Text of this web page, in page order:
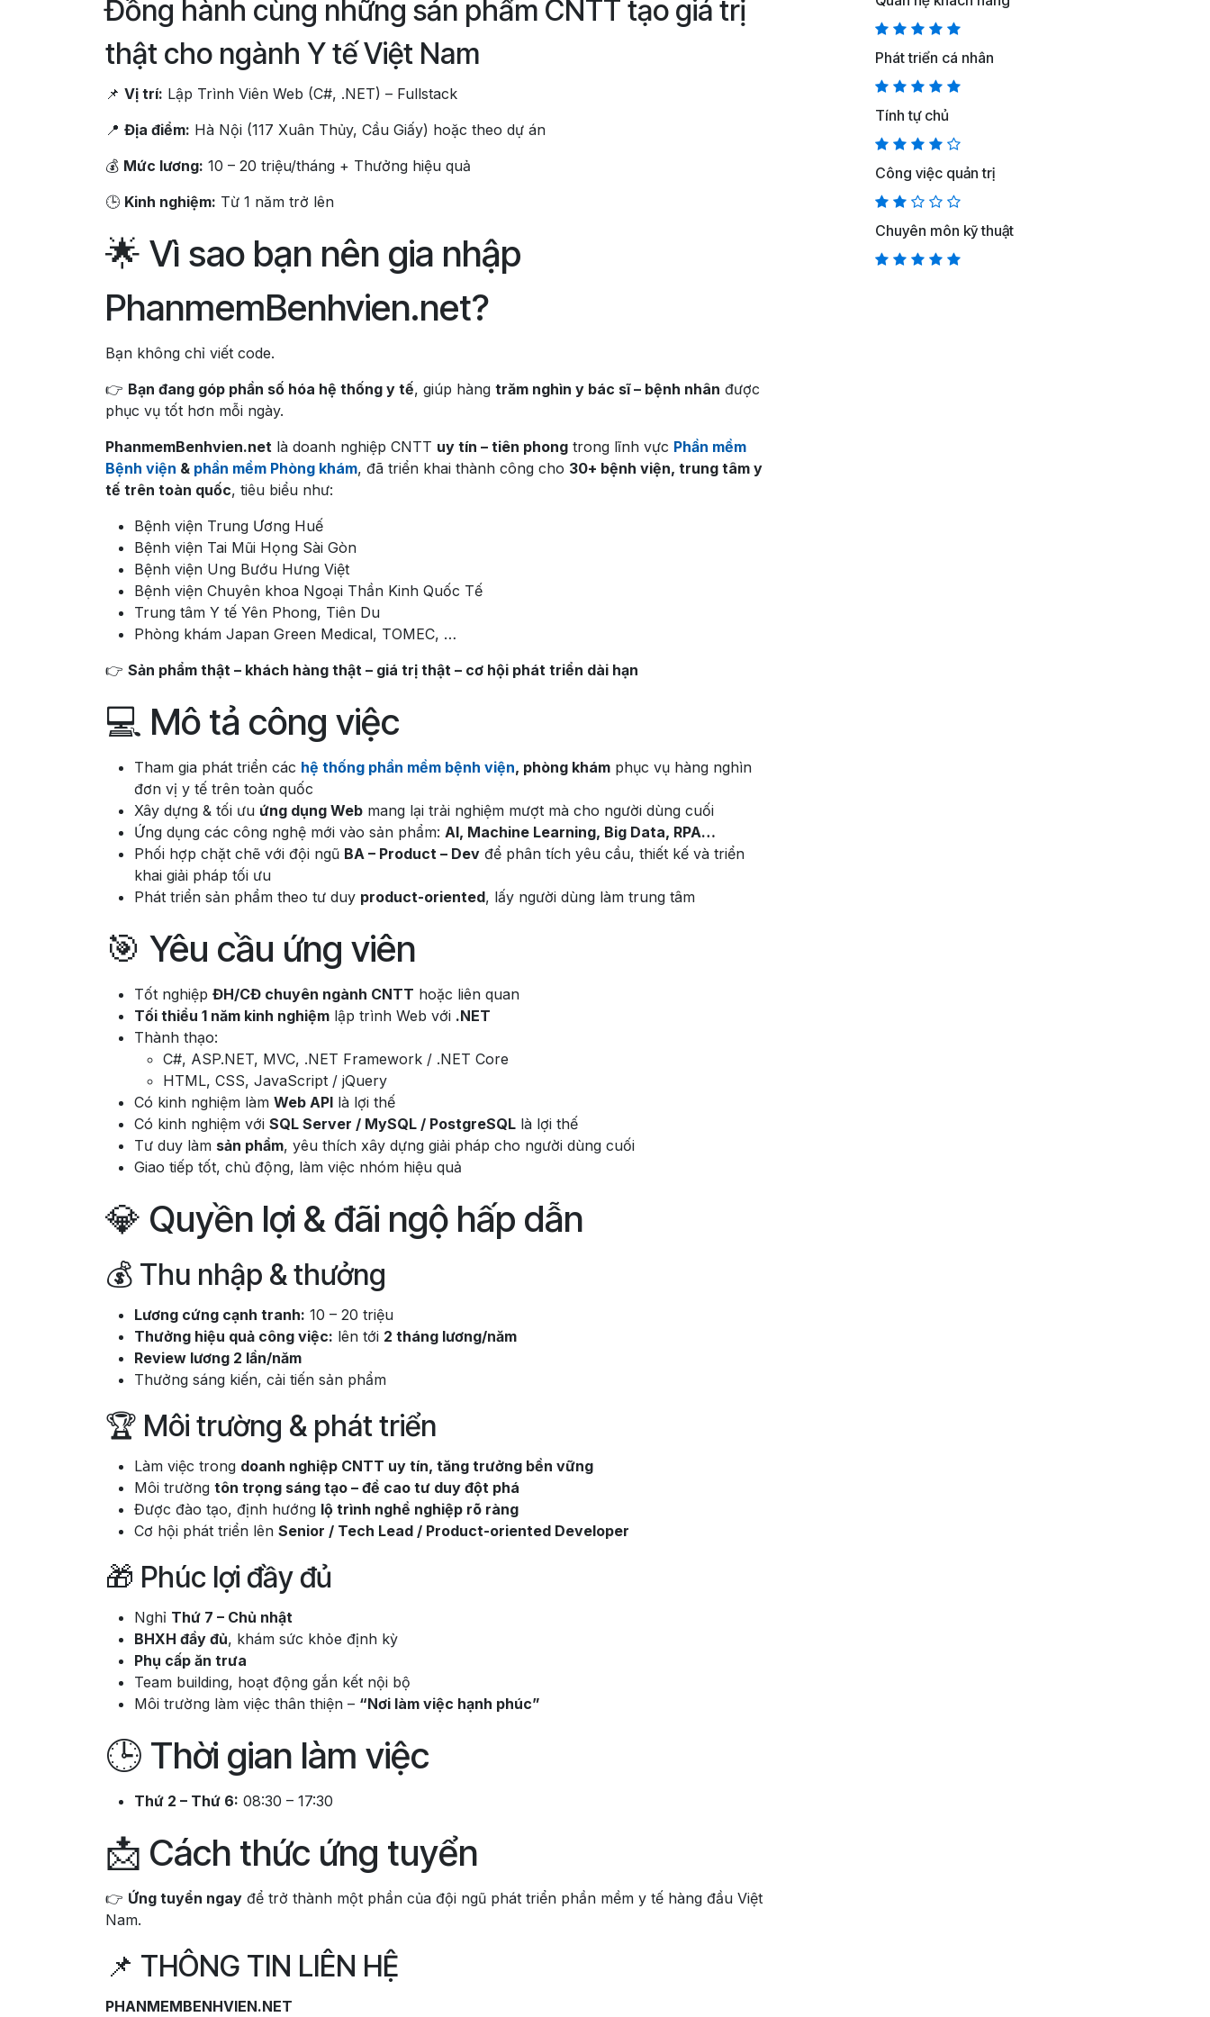
Đồng hành cùng những sản phẩm CNTT tạo giá trị
thật cho ngành Y tế Việt Nam
📌 Vị trí: Lập Trình Viên Web (C#, .NET) – Fullstack
📍 Địa điểm: Hà Nội (117 Xuân Thủy, Cầu Giấy) hoặc theo dự án
💰 Mức lương: 10 – 20 triệu/tháng + Thưởng hiệu quả
🕒 Kinh nghiệm: Từ 1 năm trở lên
🌟 Vì sao bạn nên gia nhập
PhanmemBenhvien.net?
Bạn không chỉ viết code.
👉 Bạn đang góp phần số hóa hệ thống y tế, giúp hàng trăm nghìn y bác sĩ – bệnh nhân được
phục vụ tốt hơn mỗi ngày.
PhanmemBenhvien.net là doanh nghiệp CNTT uy tín – tiên phong trong lĩnh vực Phần mềm
Bệnh viện & phần mềm Phòng khám, đã triển khai thành công cho 30+ bệnh viện, trung tâm y
tế trên toàn quốc, tiêu biểu như:
Bệnh viện Trung Ương Huế
Bệnh viện Tai Mũi Họng Sài Gòn
Bệnh viện Ung Bướu Hưng Việt
Bệnh viện Chuyên khoa Ngoại Thần Kinh Quốc Tế
Trung tâm Y tế Yên Phong, Tiên Du
Phòng khám Japan Green Medical, TOMEC, …
👉 Sản phẩm thật – khách hàng thật – giá trị thật – cơ hội phát triển dài hạn
💻 Mô tả công việc
Tham gia phát triển các hệ thống phần mềm bệnh viện, phòng khám phục vụ hàng nghìn
đơn vị y tế trên toàn quốc
Xây dựng & tối ưu ứng dụng Web mang lại trải nghiệm mượt mà cho người dùng cuối
Ứng dụng các công nghệ mới vào sản phẩm: AI, Machine Learning, Big Data, RPA…
Phối hợp chặt chẽ với đội ngũ BA – Product – Dev để phân tích yêu cầu, thiết kế và triển
khai giải pháp tối ưu
Phát triển sản phẩm theo tư duy product-oriented, lấy người dùng làm trung tâm
🎯 Yêu cầu ứng viên
Tốt nghiệp ĐH/CĐ chuyên ngành CNTT hoặc liên quan
Tối thiểu 1 năm kinh nghiệm lập trình Web với .NET
Thành thạo:
C#, ASP.NET, MVC, .NET Framework / .NET Core
HTML, CSS, JavaScript / jQuery
Có kinh nghiệm làm Web API là lợi thế
Có kinh nghiệm với SQL Server / MySQL / PostgreSQL là lợi thế
Tư duy làm sản phẩm, yêu thích xây dựng giải pháp cho người dùng cuối
Giao tiếp tốt, chủ động, làm việc nhóm hiệu quả
💎 Quyền lợi & đãi ngộ hấp dẫn
💰 Thu nhập & thưởng
Lương cứng cạnh tranh: 10 – 20 triệu
Thưởng hiệu quả công việc: lên tới 2 tháng lương/năm
Review lương 2 lần/năm
Thưởng sáng kiến, cải tiến sản phẩm
🏆 Môi trường & phát triển
Làm việc trong doanh nghiệp CNTT uy tín, tăng trưởng bền vững
Môi trường tôn trọng sáng tạo – đề cao tư duy đột phá
Được đào tạo, định hướng lộ trình nghề nghiệp rõ ràng
Cơ hội phát triển lên Senior / Tech Lead / Product-oriented Developer
🎁 Phúc lợi đầy đủ
Nghỉ Thứ 7 – Chủ nhật
BHXH đầy đủ, khám sức khỏe định kỳ
Phụ cấp ăn trưa
Team building, hoạt động gắn kết nội bộ
Môi trường làm việc thân thiện – “Nơi làm việc hạnh phúc”
🕒 Thời gian làm việc
Thứ 2 – Thứ 6: 08:30 – 17:30
📩 Cách thức ứng tuyển
👉 Ứng tuyển ngay để trở thành một phần của đội ngũ phát triển phần mềm y tế hàng đầu Việt
Nam.
📌 THÔNG TIN LIÊN HỆ
PHANMEMBENHVIEN.NET
Phát triển cá nhân
Tính tự chủ
Công việc quản trị
Chuyên môn kỹ thuật